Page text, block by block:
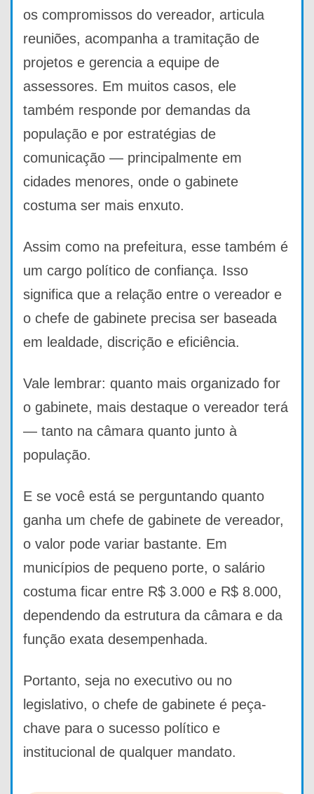
os compromissos do vereador, articula
reuniões, acompanha a tramitação de
projetos e gerencia a equipe de
assessores. Em muitos casos, ele
também responde por demandas da
população e por estratégias de
comunicação — principalmente em
cidades menores, onde o gabinete
costuma ser mais enxuto.
Assim como na prefeitura, esse também é
um cargo político de confiança. Isso
significa que a relação entre o vereador e
o chefe de gabinete precisa ser baseada
em lealdade, discrição e eficiência.
Vale lembrar: quanto mais organizado for
o gabinete, mais destaque o vereador terá
— tanto na câmara quanto junto à
população.
E se você está se perguntando quanto
ganha um chefe de gabinete de vereador,
o valor pode variar bastante. Em
municípios de pequeno porte, o salário
costuma ficar entre R$ 3.000 e R$ 8.000,
dependendo da estrutura da câmara e da
função exata desempenhada.
Portanto, seja no executivo ou no
legislativo, o chefe de gabinete é peça-
chave para o sucesso político e
institucional de qualquer mandato.